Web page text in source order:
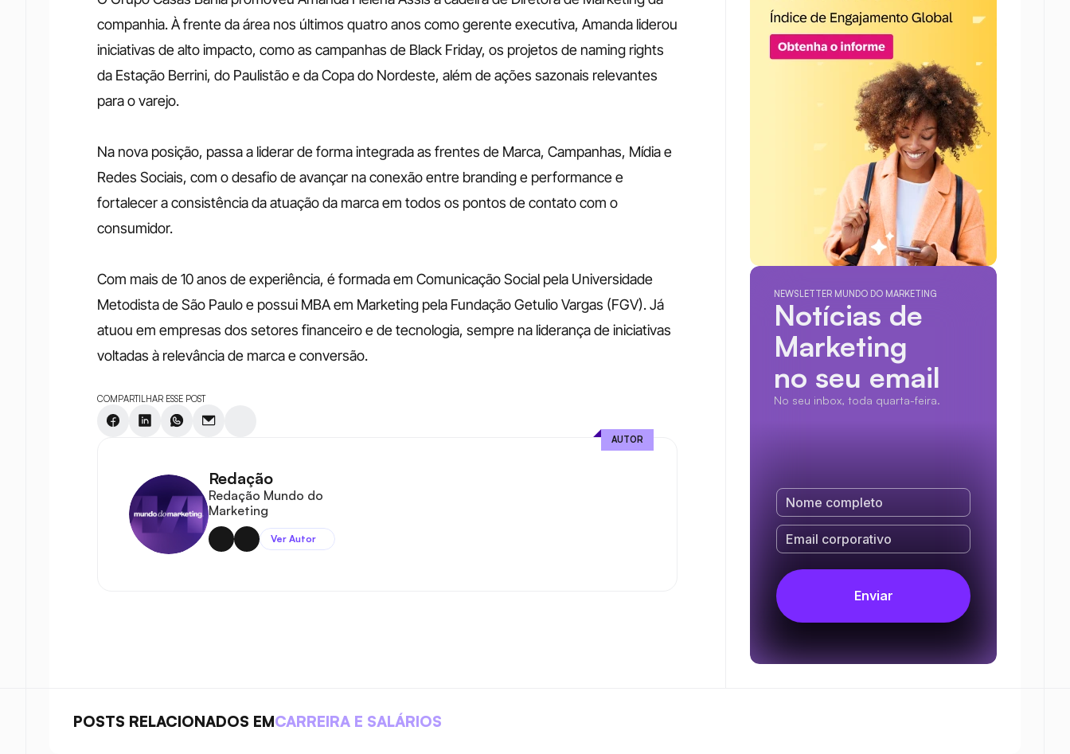
companhia. À frente da área nos últimos quatro anos como gerente executiva, Amanda liderou
iniciativas de alto impacto, como as campanhas de Black Friday, os projetos de naming rights
da Estação Berrini, do Paulistão e da Copa do Nordeste, além de ações sazonais relevantes
para o varejo.
Na nova posição, passa a liderar de forma integrada as frentes de Marca, Campanhas, Mídia e
Redes Sociais, com o desafio de avançar na conexão entre branding e performance e
fortalecer a consistência da atuação da marca em todos os pontos de contato com o
consumidor.
Com mais de 10 anos de experiência, é formada em Comunicação Social pela Universidade
Metodista de São Paulo e possui MBA em Marketing pela Fundação Getulio Vargas (FGV). Já
atuou em empresas dos setores financeiro e de tecnologia, sempre na liderança de iniciativas
voltadas à relevância de marca e conversão.
COMPARTILHAR ESSE POST
Redação
Redação Mundo do
Marketing
Ver Autor
AUTOR
NEWSLETTER MUNDO DO MARKETING
Notícias de
Marketing
no seu email
No seu inbox, toda quarta-feira.
POSTS RELACIONADOS EMCARREIRA E SALÁRIOS